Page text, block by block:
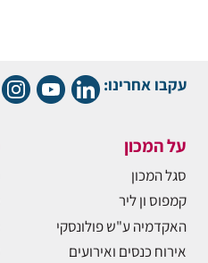
עקבו אחרינו:
על המכון
סגל המכון
קמפוס ון ליר
האקדמיה ע"ש פולונסקי
אירוח כנסים ואירועים